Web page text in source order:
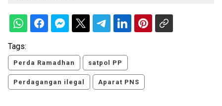
Tags:
Perda Ramadhan satpol PP
Perdagangan ilegal Aparat PNS